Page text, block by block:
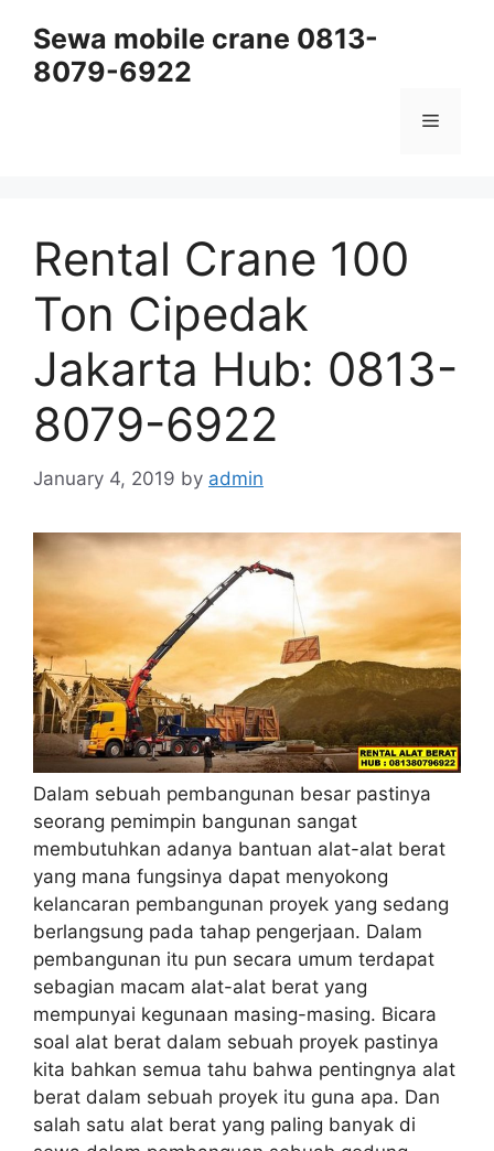
content
Sewa mobile crane 0813-
8079-6922
Menu
Rental Crane 100
Ton Cipedak
Jakarta Hub: 0813-
8079-6922
January 4, 2019 by admin
Dalam sebuah pembangunan besar pastinya
seorang pemimpin bangunan sangat
membutuhkan adanya bantuan alat-alat berat
yang mana fungsinya dapat menyokong
kelancaran pembangunan proyek yang sedang
berlangsung pada tahap pengerjaan. Dalam
pembangunan itu pun secara umum terdapat
sebagian macam alat-alat berat yang
mempunyai kegunaan masing-masing. Bicara
soal alat berat dalam sebuah proyek pastinya
kita bahkan semua tahu bahwa pentingnya alat
berat dalam sebuah proyek itu guna apa. Dan
salah satu alat berat yang paling banyak di